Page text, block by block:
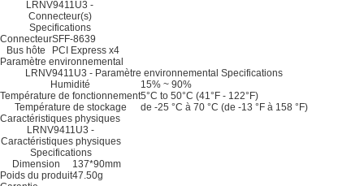
LRNV9411U3 -
Connecteur(s)
Specifications
ConnecteurSFF-8639
Bus hôte
PCI Express x4
Paramètre environnemental
LRNV9411U3 - Paramètre environnemental Specifications
Humidité
15% ~ 90%
Température de fonctionnement5°C to 50°C (41°F - 122°F)
Température de stockage
de -25 °C à 70 °C (de -13 °F à 158 °F)
Caractéristiques physiques
LRNV9411U3 -
Caractéristiques physiques
Specifications
Dimension
137*90mm
Poids du produit47.50g